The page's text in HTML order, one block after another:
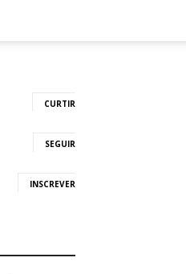
CURTIR
SEGUIR
INSCREVER